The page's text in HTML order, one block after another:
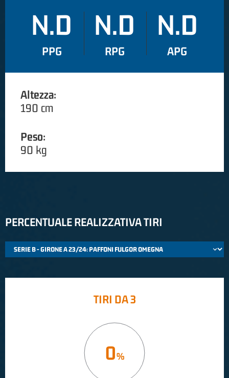
N.D
PPG
N.D
RPG
N.D
APG
Altezza:
190 cm
Peso:
90 kg
PERCENTUALE REALIZZATIVA TIRI
TIRI DA 3
0